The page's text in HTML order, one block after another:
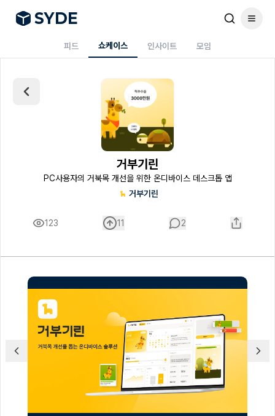
SYDE
피드 쇼케이스 인사이트 모임
거부기린
PC사용자의 거북목 개선을 위한 온디바이스 데스크톱 앱
거부기린
123 11 2